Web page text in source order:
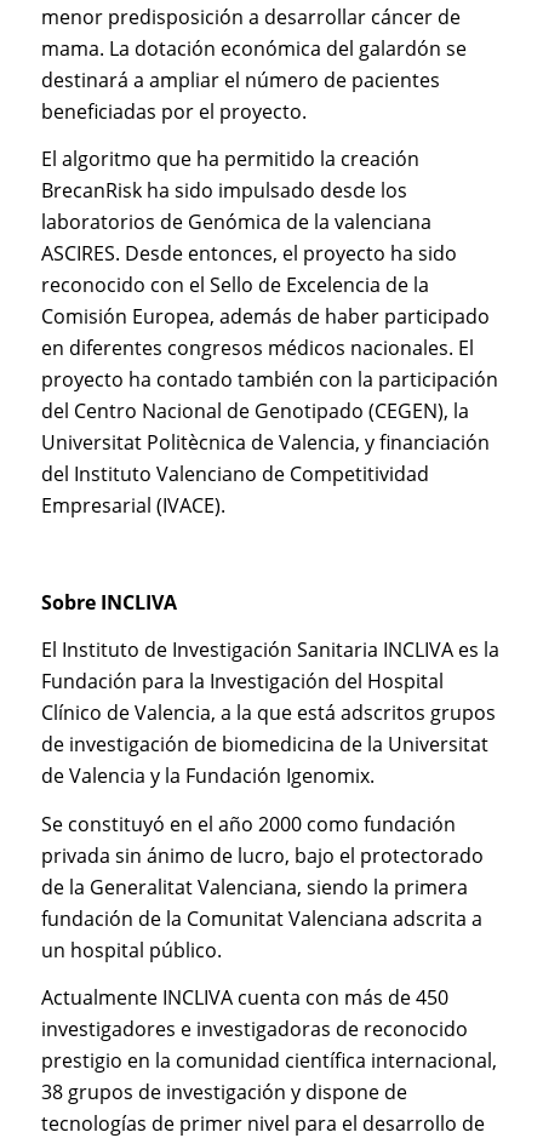
menor predisposición a desarrollar cáncer de
mama. La dotación económica del galardón se
destinará a ampliar el número de pacientes
beneficiadas por el proyecto.
El algoritmo que ha permitido la creación
BrecanRisk ha sido impulsado desde los
laboratorios de Genómica de la valenciana
ASCIRES. Desde entonces, el proyecto ha sido
reconocido con el Sello de Excelencia de la
Comisión Europea, además de haber participado
en diferentes congresos médicos nacionales. El
proyecto ha contado también con la participación
del Centro Nacional de Genotipado (CEGEN), la
Universitat Politècnica de Valencia, y financiación
del Instituto Valenciano de Competitividad
Empresarial (IVACE).
Sobre INCLIVA
El Instituto de Investigación Sanitaria INCLIVA es la
Fundación para la Investigación del Hospital
Clínico de Valencia, a la que está adscritos grupos
de investigación de biomedicina de la Universitat
de Valencia y la Fundación Igenomix.
Se constituyó en el año 2000 como fundación
privada sin ánimo de lucro, bajo el protectorado
de la Generalitat Valenciana, siendo la primera
fundación de la Comunitat Valenciana adscrita a
un hospital público.
Actualmente INCLIVA cuenta con más de 450
investigadores e investigadoras de reconocido
prestigio en la comunidad científica internacional,
38 grupos de investigación y dispone de
tecnologías de primer nivel para el desarrollo de